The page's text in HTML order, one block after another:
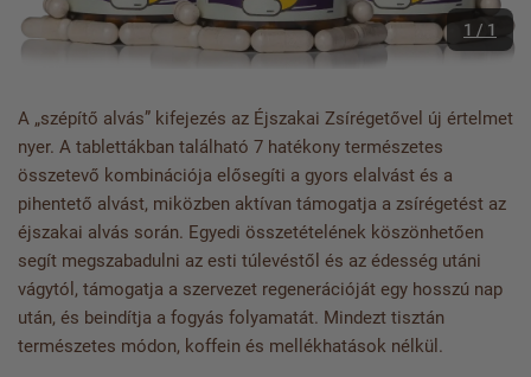
1 / 1
A „szépítő alvás” kifejezés az Éjszakai Zsírégetővel új értelmet
nyer. A tablettákban található 7 hatékony természetes
összetevő kombinációja elősegíti a gyors elalvást és a
pihentető alvást, miközben aktívan támogatja a zsírégetést az
éjszakai alvás során. Egyedi összetételének köszönhetően
segít megszabadulni az esti túlevéstől és az édesség utáni
vágytól, támogatja a szervezet regenerációját egy hosszú nap
után, és beindítja a fogyás folyamatát. Mindezt tisztán
természetes módon, koffein és mellékhatások nélkül.